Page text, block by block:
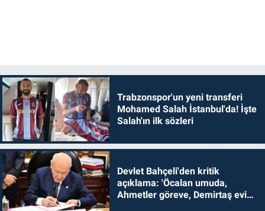
Trabzonspor'un yeni transferi
Mohamed Salah İstanbul'da! İşte
Salah'ın ilk sözleri
Devlet Bahçeli'den kritik
açıklama: 'Öcalan umuda,
Ahmetler göreve, Demirtaş evine